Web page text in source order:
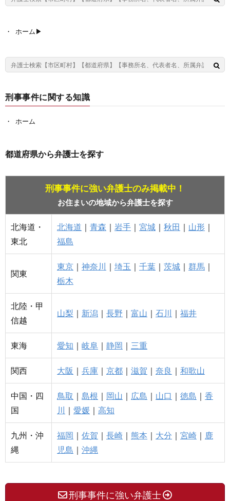
ホーム▶︎
刑事事件に関する知識
ホーム
都道府県から弁護士を探す
刑事事件に強い弁護士のみ掲載中！
お住まいの地域から弁護士を探す
北海道・
東北
北海道 ｜ 青森 ｜ 岩手 ｜ 宮城 ｜ 秋田 ｜ 山形 ｜
福島
関東
東京 ｜ 神奈川 ｜ 埼玉 ｜ 千葉 ｜ 茨城 ｜ 群馬 ｜
栃木
北陸・甲
信越
山梨 ｜ 新潟 ｜ 長野 ｜ 富山 ｜ 石川 ｜ 福井
東海 愛知 ｜ 岐阜 ｜ 静岡 ｜ 三重
関西 大阪 ｜ 兵庫 ｜ 京都 ｜ 滋賀 ｜ 奈良 ｜ 和歌山
中国・四
国
鳥取 ｜ 島根 ｜ 岡山 ｜ 広島 ｜ 山口 ｜ 徳島 ｜ 香
川 ｜ 愛媛 ｜ 高知
九州・沖
縄
福岡 ｜ 佐賀 ｜ 長崎 ｜ 熊本 ｜ 大分 ｜ 宮崎 ｜ 鹿
児島 ｜ 沖縄
刑事事件に強い弁護士